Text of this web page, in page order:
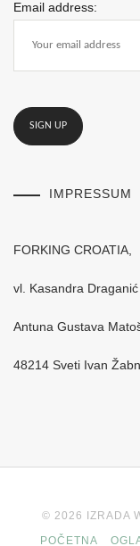
Email address:
IMPRESSUM
FORKING CROATIA,
vl. Kasandra Draganić
Antuna Gustava
48214 Sveti Ivan
© 2026 IZRADA
POČETNA